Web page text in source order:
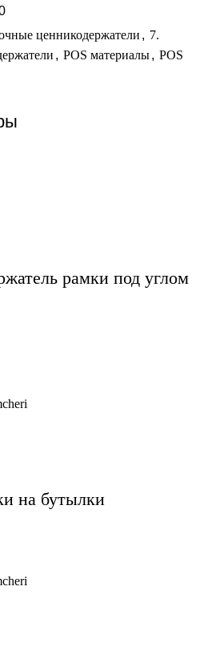
ценникодержатели , 7.
, POS материалы, POS
рамки под углом
на бутылки